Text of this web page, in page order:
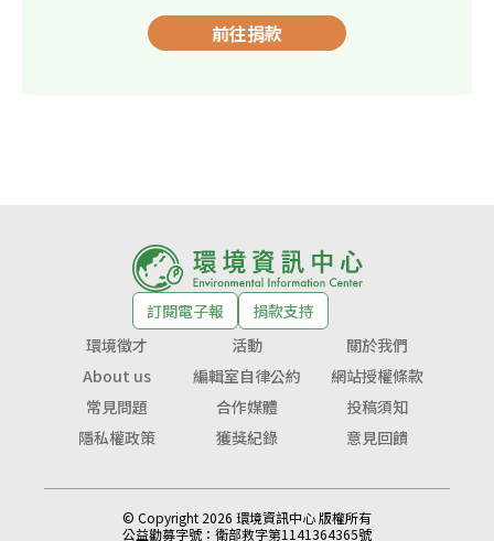
前往捐款
訂閱電子報
捐款支持
環境徵才
活動
關於我們
About us
編輯室自律公約
網站授權條款
常見問題
合作媒體
投稿須知
隱私權政策
獲獎紀錄 意見回饋
© Copyright 2026 環境資訊中心 版權所有
公益勸募字號： 衛部救字第1141364365號